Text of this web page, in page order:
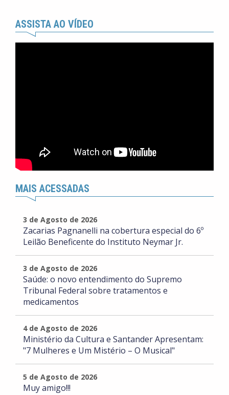
ASSISTA AO VÍDEO
MAIS ACESSADAS
3 de Agosto de 2026
Zacarias Pagnanelli na cobertura especial do 6º
Leilão Beneficente do Instituto Neymar Jr.
3 de Agosto de 2026
Saúde: o novo entendimento do Supremo
Tribunal Federal sobre tratamentos e
medicamentos
4 de Agosto de 2026
Ministério da Cultura e Santander Apresentam:
"7 Mulheres e Um Mistério – O Musical"
5 de Agosto de 2026
Muy amigo!!!